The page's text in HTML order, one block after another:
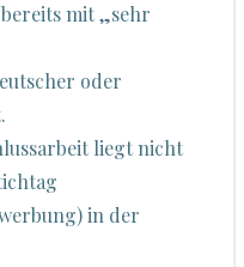
mit „sehr
oder
liegt nicht
in der